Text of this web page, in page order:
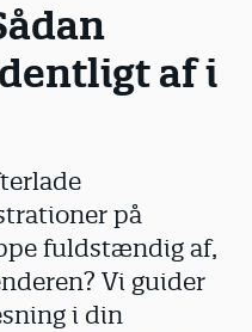
af i
på
fuldstændig af,
Vi guider
i din